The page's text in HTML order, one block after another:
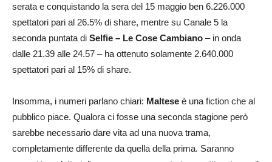
serata e conquistando la sera del 15 maggio ben 6.226.000
spettatori pari al 26.5% di share, mentre su Canale 5 la
seconda puntata di Selfie – Le Cose Cambiano – in onda
dalle 21.39 alle 24.57 – ha ottenuto solamente 2.640.000
spettatori pari al 15% di share.
Insomma, i numeri parlano chiari: Maltese è una fiction che al
pubblico piace. Qualora ci fosse una seconda stagione però
sarebbe necessario dare vita ad una nuova trama,
completamente differente da quella della prima. Saranno